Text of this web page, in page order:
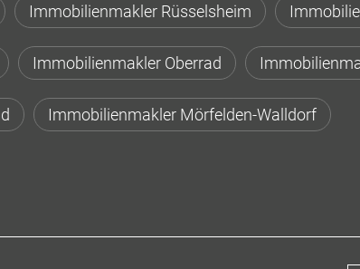
Immobilienmakler Rüsselsheim
Immobilienmakler Oberrad
Immobilienmakler Mörfelden-Walldorf